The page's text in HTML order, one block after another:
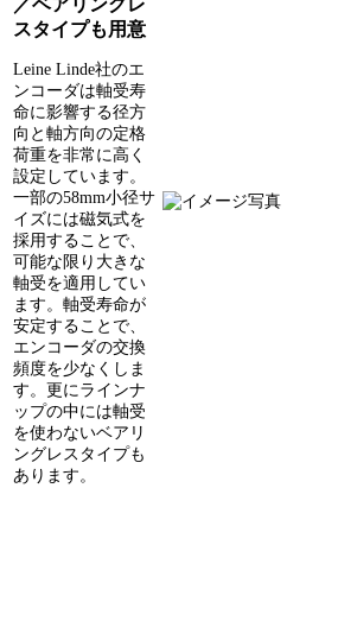
スタイプも用意
Leine Linde社のエ
ンコーダは軸受寿
命に影響する径方
向と軸方向の定格
荷重を非常に高く
設定しています。
一部の58mm小径サ
イズには磁気式を
採用することで、
可能な限り大きな
軸受を適用してい
ます。軸受寿命が
安定することで、
エンコーダの交換
頻度を少なくしま
す。更にラインナ
ップの中には軸受
を使わないベアリ
ングレスタイプも
あります。